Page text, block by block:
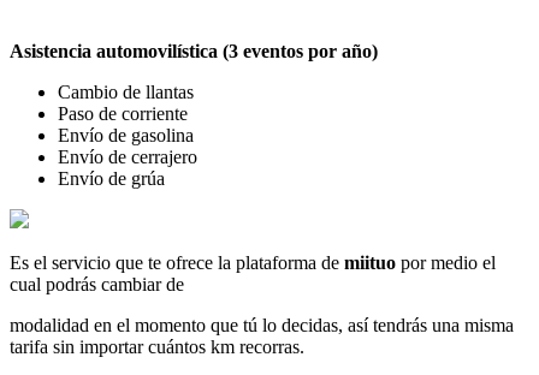
Asistencia automovilística (3 eventos por año)
Cambio de llantas
Paso de corriente
Envío de gasolina
Envío de cerrajero
Envío de grúa
Es el servicio que te ofrece la plataforma de miituo por medio el
cual podrás cambiar de
modalidad en el momento que tú lo decidas, así tendrás una misma
tarifa sin importar cuántos km recorras.